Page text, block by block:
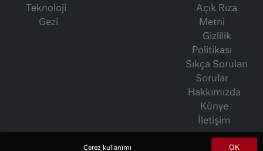
Teknoloji
Gezi
Açık Rıza
Metni
Gizlilik
Politikası
Sıkça Sorulan
Sorular
Hakkımızda
Künye
İletişim
OK
Çerez kullanımı